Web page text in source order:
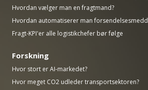
Hvordan vælger man en fragtmand?
Hvordan automatiserer man
Fragt-KPI'er alle logistikchefer bør følge
Forskning
Hvor stort er AI-markedet?
Hvor meget CO2 udleder transportsektoren?